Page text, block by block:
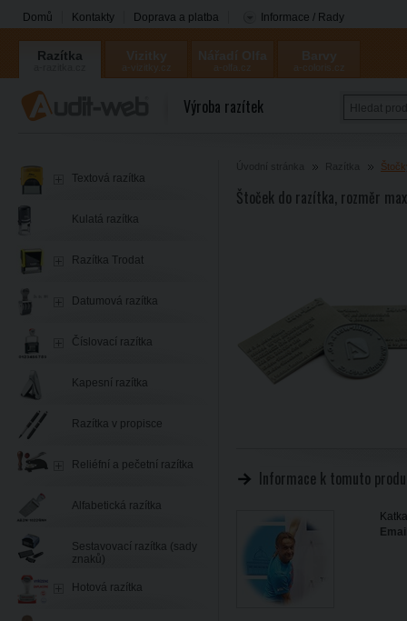
Domů Kontakty Doprava a platba Informace / Rady
Razítka
Coloris
Výroba razítek
Štoček do razítka, rozměr
Informace k tomuto
Textová razítka
Kulatá razítka
Razítka Trodat
Datumová razítka
Číslovací razítka
Kapesní razítka
Razítka v propisce
Reliéfní a pečetní razítka
Alfabetická razítka
Sestavovací razítka (sady
znaků)
Hotová razítka